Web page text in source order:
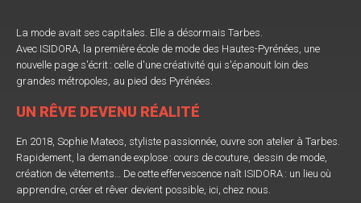
La mode avait ses capitales. Elle a désormais Tarbes.
Avec ISIDORA, la première école de mode des Hautes-Pyrénées, une
nouvelle page s'écrit : celle d'une créativité qui s'épanouit loin des
grandes métropoles, au pied des Pyrénées.
UN RÊVE DEVENU RÉALITÉ
En 2018, Sophie Mateos, styliste passionnée, ouvre son atelier à Tarbes.
Rapidement, la demande explose : cours de couture, dessin de mode,
création de vêtements… De cette effervescence naît ISIDORA : un lieu où
apprendre, créer et rêver devient possible, ici, chez nous.